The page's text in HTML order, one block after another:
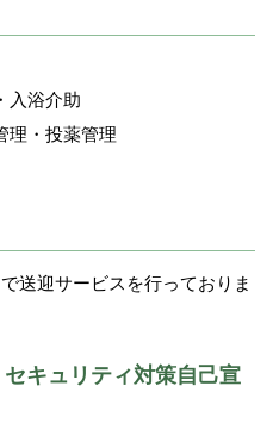
入浴介助
理・投薬管理
送迎サービスを行っておりま
キュリティ対策自己宣